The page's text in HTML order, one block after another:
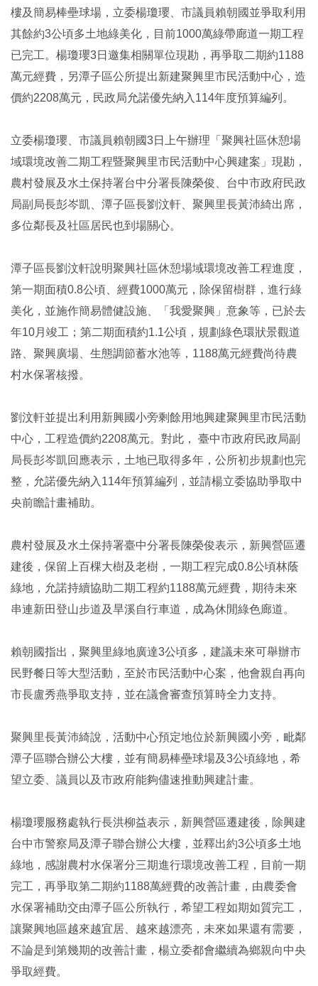
樓及簡易棒壘球場，立委楊瓊瓔、市議員賴朝國並爭取利用
其餘約3公頃多土地綠美化，目前1000萬綠帶廊道一期工程
已完工。楊瓊瓔3日邀集相關單位現勘，再爭取二期約1188
萬元經費，另潭子區公所提出新建聚興里市民活動中心，造
價約2208萬元，民政局允諾優先納入114年度預算編列。
立委楊瓊瓔、市議員賴朝國3日上午辦理「聚興社區休憩場
域環境改善二期工程暨聚興里市民活動中心興建案」現勘，
農村發展及水土保持署台中分署長陳榮俊、台中市政府民政
局副局長彭岑凱、潭子區長劉汶軒、聚興里長黃沛綺出席，
多位鄰長及社區居民也到場關心。
潭子區長劉汶軒說明聚興社區休憩場域環境改善工程進度，
第一期面積0.8公頃、經費1000萬元，除保留樹群，進行綠
美化，並施作簡易體健設施、「我愛聚興」意象等，已於去
年10月竣工；第二期面積約1.1公頃，規劃綠色環狀景觀道
路、聚興廣場、生態調節蓄水池等，1188萬元經費尚待農
村水保署核撥。
劉汶軒並提出利用新興國小旁剩餘用地興建聚興里市民活動
中心，工程造價約2208萬元。對此， 臺中市政府民政局副
局長彭岑凱回應表示，土地已取得多年，公所初步規劃也完
整，允諾優先納入114年預算編列，並請楊立委協助爭取中
央前瞻計畫補助。
農村發展及水土保持署臺中分署長陳榮俊表示，新興營區遷
建後，保留上百棵大樹及老樹，一期工程完成0.8公頃林蔭
綠地，允諾持續協助二期工程約1188萬元經費，期待未來
串連新田登山步道及旱溪自行車道，成為休閒綠色廊道。
賴朝國指出，聚興里綠地廣達3公頃多，建議未來可舉辦市
民野餐日等大型活動，至於市民活動中心案，他會親自再向
市長盧秀燕爭取支持，並在議會審查預算時全力支持。
聚興里長黃沛綺說，活動中心預定地位於新興國小旁，毗鄰
潭子區聯合辦公大樓，並有簡易棒壘球場及3公頃綠地，希
望立委、議員以及市政府能夠儘速推動興建計畫。
楊瓊瓔服務處執行長洪柳益表示，新興營區遷建後，除興建
台中市警察局及潭子聯合辦公大樓，並釋出約3公頃多土地
綠地，感謝農村水保署分三期進行環境改善工程，目前一期
完工，再爭取第二期約1188萬經費的改善計畫，由農委會
水保署補助交由潭子區公所執行，希望工程如期如質完工，
讓聚興地區越來越宜居、越來越漂亮，未來如果還有需要，
不論是到第幾期的改善計畫，楊立委都會繼續為鄉親向中央
爭取經費。